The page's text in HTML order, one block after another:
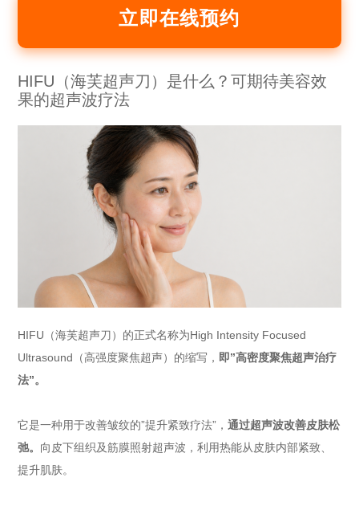
立即在线预约
HIFU（海芙超声刀）是什么？可期待美容效
果的超声波疗法
HIFU（海芙超声刀）的正式名称为High Intensity Focused
Ultrasound（高强度聚焦超声）的缩写， 即”高密度聚焦超声治疗
法”。
它是一种用于改善皱纹的”提升紧致疗法”， 通过超声波改善皮肤松
弛。 向皮下组织及筋膜照射超声波，利用热能从皮肤内部紧致、
提升肌肤。